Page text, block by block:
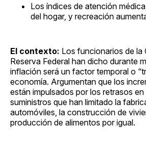
Los índices de atención
del hogar, y recreación
El contexto: Los funcionarios de la
Reserva Federal han dicho durante
inflación será un factor temporal o
economía. Argumentan que los
están impulsados ​​por los retrasos
suministros que han limitado la
automóviles, la construcción de
producción de alimentos por igual.